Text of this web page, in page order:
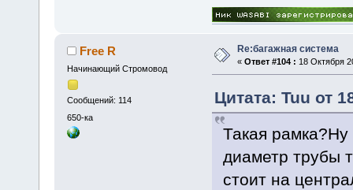
Free R
Начинающий Стромовод
Сообщений: 114
650-ка
Re:багажная система
« Ответ #104 : 18 Октября
Цитата: Tuu от
Такая
диаметр трубы
стоит на